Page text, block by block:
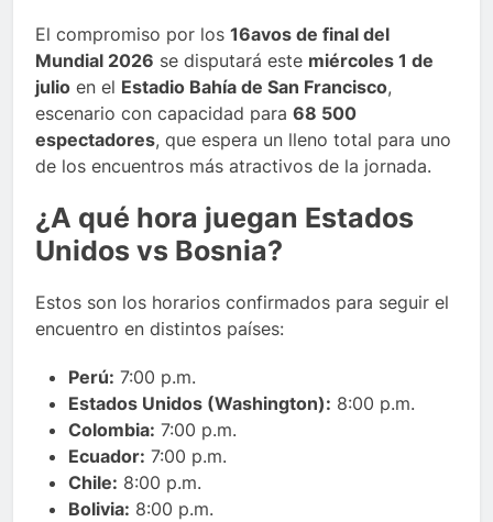
El compromiso por los 16avos de final del
Mundial 2026 se disputará este miércoles 1 de
julio en el Estadio Bahía de San Francisco,
escenario con capacidad para 68 500
espectadores, que espera un lleno total para uno
de los encuentros más atractivos de la jornada.
¿A qué hora juegan Estados
Unidos vs Bosnia?
Estos son los horarios confirmados para seguir el
encuentro en distintos países:
Perú: 7:00 p.m.
Estados Unidos (Washington): 8:00 p.m.
Colombia: 7:00 p.m.
Ecuador: 7:00 p.m.
Chile: 8:00 p.m.
Bolivia: 8:00 p.m.